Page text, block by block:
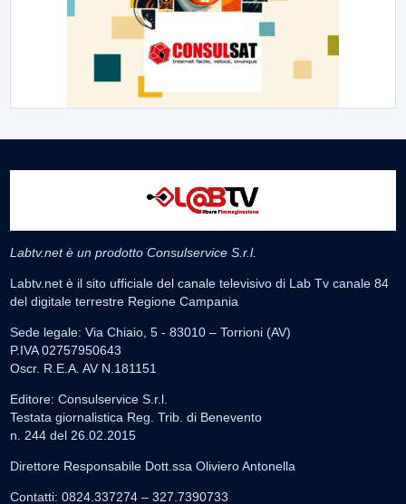
Labtv.net è un prodotto Consulservice S.r.l.
Labtv.net è il sito ufficiale del canale televisivo di Lab Tv canale 84
del digitale terrestre Regione Campania
Sede legale: Via Chiaio, 5 - 83010 – Torrioni (AV)
P.IVA 02757950643
Oscr. R.E.A. AV N.181151
Editore: Consulservice S.r.l.
Testata giornalistica Reg. Trib. di Benevento
n. 244 del 26.02.2015
Direttore Responsabile Dott.ssa Oliviero Antonella
Contatti: 0824.337274 – 327.7390733